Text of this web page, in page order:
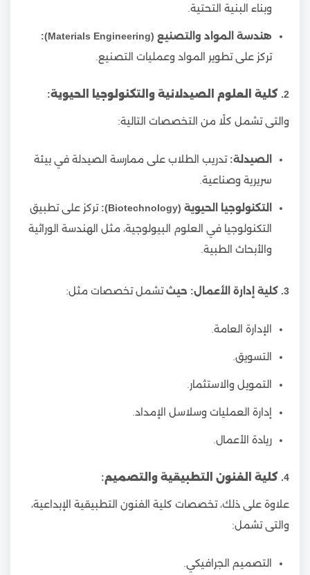
وبناء البنية التحتية.
هندسة المواد والتصنيع (Materials Engineering):
تركز على تطوير المواد وعمليات التصنيع.
2. كلية العلوم الصيدلانية والتكنولوجيا الحيوية:
والتى تشمل كلًا من التخصصات التالية:
الصيدلة: تدريب الطلاب على ممارسة الصيدلة في بيئة
سريرية وصناعية.
التكنولوجيا الحيوية (Biotechnology):
تركز على تطبيق
التكنولوجيا في العلوم البيولوجية، مثل الهندسة الوراثية
والأبحاث الطبية.
3. كلية إدارة الأعمال: حيث تشمل تخصصات مثل:
الإدارة العامة.
التسويق.
التمويل والاستثمار.
إدارة العمليات وسلاسل الإمداد.
ريادة الأعمال.
4. كلية الفنون التطبيقية والتصميم:
علاوة على ذلك، تخصصات كلية الفنون التطبيقية الإبداعية،
والتى تشمل:
التصميم الجرافيكي.